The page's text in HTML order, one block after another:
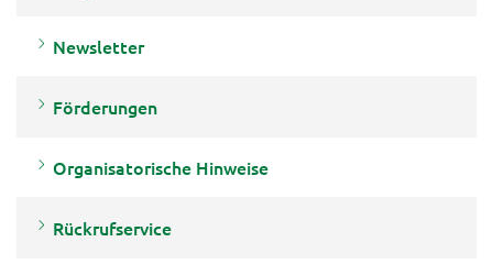
Newsletter
Förderungen
Organisatorische Hinweise
Rückrufservice